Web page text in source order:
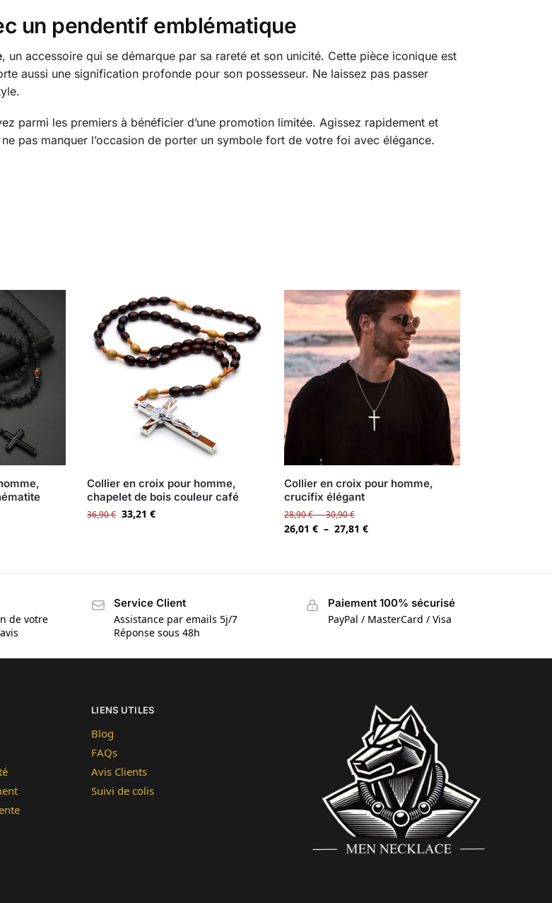
un pendentif emblématique
, un accessoire qui se démarque par sa rareté et son unicité. Cette pièce iconique est
aussi une signification profonde pour son possesseur. Ne laissez pas passer
parmi les premiers à bénéficier d’une promotion limitée. Agissez rapidement et
pas manquer l’occasion de porter un symbole fort de votre foi avec élégance.
Collier en croix pour homme,
chapelet de bois couleur café
36,90€ 33,21€
Collier en croix pour homme,
crucifix élégant
28,90€–30,90€
26,01€ – 27,81€
de votre
Service Client
Assistance par emails 5j/7
Réponse sous 48h
Paiement 100% sécurisé
PayPal / MasterCard / Visa
LIENS UTILES
Blog
FAQs
Avis Clients
Suivi de colis